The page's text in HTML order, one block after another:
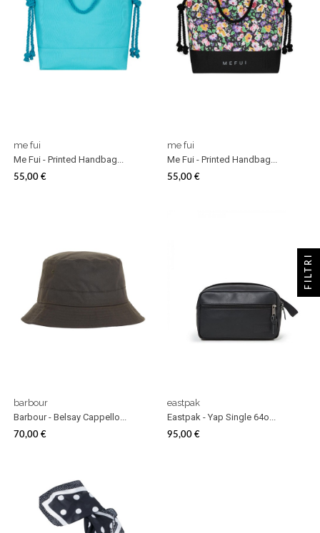
me fui
Me Fui - Printed Handbag...
Prezzo
55,00 €
me fui
Me Fui - Printed Handbag...
Prezzo
55,00 €
barbour
Barbour - Belsay Cappello...
Prezzo
70,00 €
eastpak
Eastpak - Yap Single 64o...
Prezzo
95,00 €
FILTRI